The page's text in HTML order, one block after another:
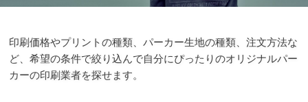
印刷価格やプリントの種類、パーカー生地の種類、注文方法な
ど、希望の条件で絞り込んで自分にぴったりのオリジナルパー
カーの印刷業者を探せます。